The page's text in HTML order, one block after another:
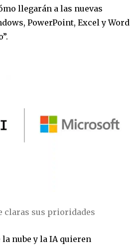
llegarán a las nuevas
PowerPoint, Excel y Word
claras sus prioridades
la nube y la IA quieren